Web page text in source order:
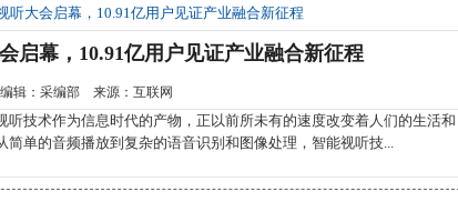
听大会启幕，10.91亿用户见证产业融合新征程
启幕，10.91亿用户见证产业融合新征程
辑：采编部 来源：互联网
技术作为信息时代的产物，正以前所未有的速度改变着人们的生活和
单的音频播放到复杂的语音识别和图像处理，智能视听技...